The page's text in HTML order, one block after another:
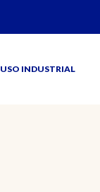
USO INDUSTRIAL